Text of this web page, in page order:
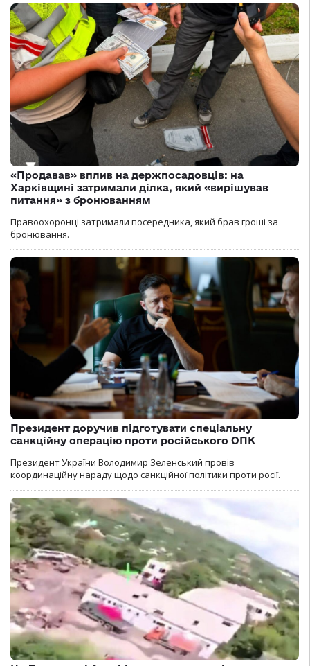
«Продавав» вплив на держпосадовців: на
Харківщині затримали ділка, який «вирішував
питання» з бронюванням
Правоохоронці затримали посередника, який брав гроші за
бронювання.
Президент доручив підготувати спеціальну
санкційну операцію проти російського ОПК
Президент України Володимир Зеленський провів
координаційну нараду щодо санкційної політики проти росії.